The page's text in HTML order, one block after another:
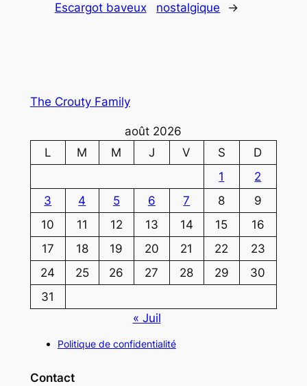
Escargot baveux
nostalgique
→
The Crouty Family
août 2026
L
M M J V S
D
1
2
3
4 5 6 7 8
9
10
11 12 13 14 15
16
17
18 19 20 21 22
23
24
25 26 27 28 29
30
31
« Juil
Politique de confidentialité
Contact